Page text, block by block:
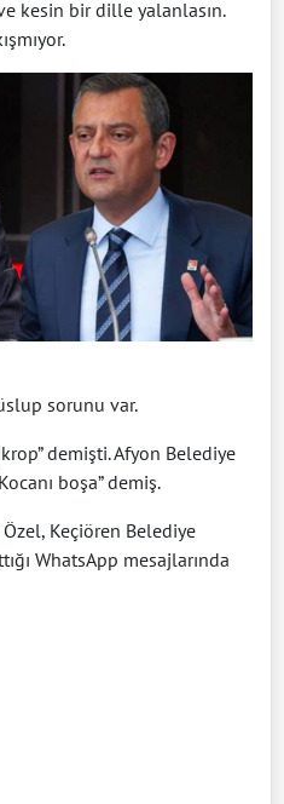
ve kesin bir dille yalanlasın.
sorunu var.
demişti. Afyon Belediye
boşa” demiş.
Özel, Keçiören Belediye
WhatsApp mesajlarında